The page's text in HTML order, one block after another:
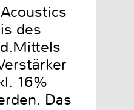
des
16%
Das